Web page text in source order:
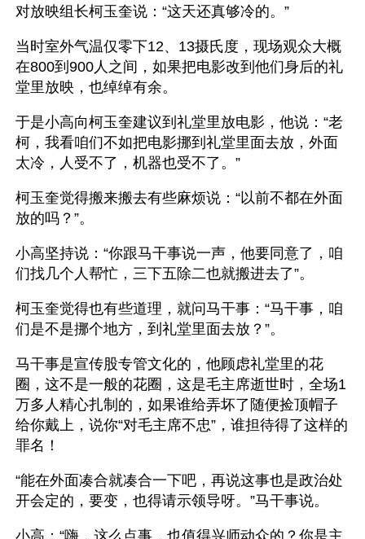
对放映组长柯玉奎说：“这天还真够冷的。”
当时室外气温仅零下12、13摄氏度，现场观众大概
在800到900人之间，如果把电影改到他们身后的礼
堂里放映，也绰绰有余。
于是小高向柯玉奎建议到礼堂里放电影，他说：“老
柯，我看咱们不如把电影挪到礼堂里面去放，外面
太冷，人受不了，机器也受不了。”
柯玉奎觉得搬来搬去有些麻烦说：“以前不都在外面
放的吗？”。
小高坚持说：“你跟马干事说一声，他要同意了，咱
们找几个人帮忙，三下五除二也就搬进去了”。
柯玉奎觉得也有些道理，就问马干事：“马干事，咱
们是不是挪个地方，到礼堂里面去放？”。
马干事是宣传股专管文化的，他顾虑礼堂里的花
圈，这不是一般的花圈，这是毛主席逝世时，全场1
万多人精心扎制的，如果谁给弄坏了随便捡顶帽子
给你戴上，说你“对毛主席不忠”，谁担待得了这样的
罪名！
“能在外面凑合就凑合一下吧，再说这事也是政治处
开会定的，要变，也得请示领导呀。”马干事说。
小高：“嗨，这么点事，也值得兴师动众的？你是主